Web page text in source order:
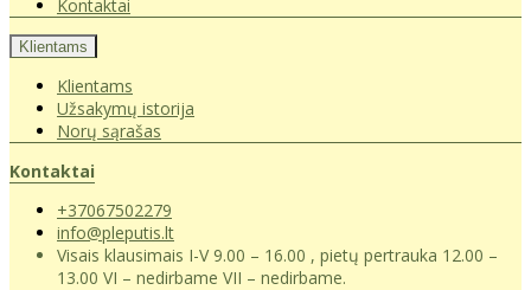
Kontaktai
Klientams
Klientams
Užsakymų istorija
Norų sąrašas
Kontaktai
+37067502279
info@pleputis.lt
Visais klausimais I-V 9.00 – 16.00 , pietų pertrauka 12.00 –
13.00 VI – nedirbame VII – nedirbame.